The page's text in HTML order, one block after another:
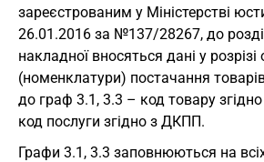
зареєстрованим у Міністерстві
26.01.2016 за №137/28267, до
накладної вносяться дані у розрізі
(номенклатури) постачання
до граф 3.1, 3.3 – код товару
код послуги згідно з ДКПП.
Графи 3.1, 3.3 заповнюються на